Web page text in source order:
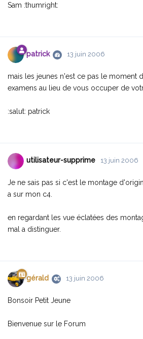
Sam :thumright:
patrick 13 juin 2006
mais les jeunes n'est ce pas le moment
examens au lieu de vous occuper de
:salut: patrick
utilisateur-supprime 13 juin 2006
Je ne sais pas si c'est le montage
a sur mon c4.
en regardant les vue éclatées des
mal a distinguer.
gérald 13 juin 2006
Bonsoir Petit Jeune
Bienvenue sur le Forum